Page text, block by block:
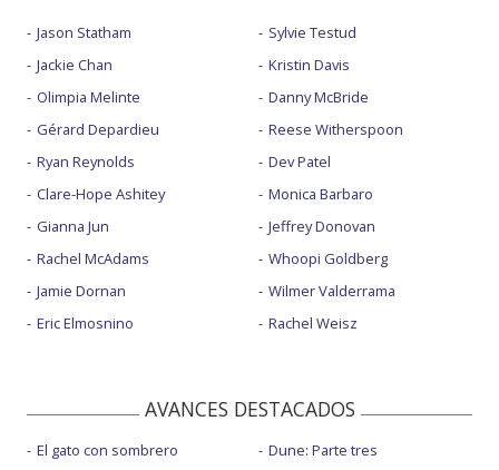
Jason Statham
Jackie Chan
Olimpia Melinte
Gérard Depardieu
Ryan Reynolds
Clare-Hope Ashitey
Gianna Jun
Rachel McAdams
Jamie Dornan
Eric Elmosnino
Sylvie Testud
Kristin Davis
Danny McBride
Reese Witherspoon
Dev Patel
Monica Barbaro
Jeffrey Donovan
Whoopi Goldberg
Wilmer Valderrama
Rachel Weisz
AVANCES DESTACADOS
El gato con sombrero
Dune: Parte tres